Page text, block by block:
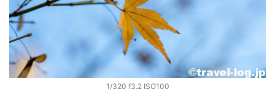
1/320 f3.2 ISO100